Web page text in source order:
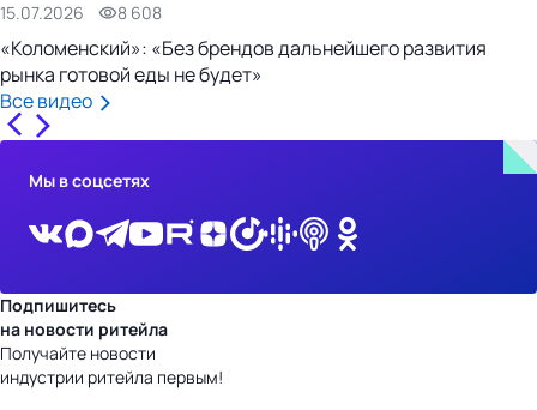
15.07.2026 8 608
«Коломенский»: «Без брендов дальнейшего развития
рынка готовой еды не будет»
Все видео
Мы в соцсетях
Подпишитесь
на новости ритейла
Получайте новости
индустрии ритейла первым!